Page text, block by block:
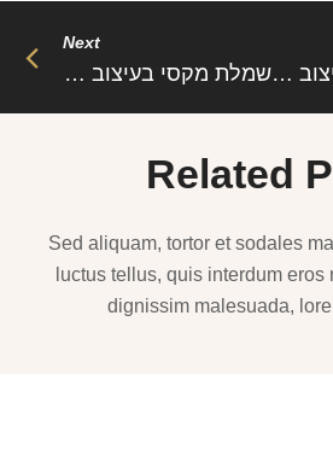
שמלת מקסי בעיצוב מלכותי צמודה במותן בעיטור שרשראות זרקונים שרוולי פעמון שיפון – מירן (משלוח חינם)
Next
שמלת מקסי בעיצוב צרפתי רקמה חלולה צווארון V בעיטור כפתורים – דאליה (משלוח חינם)
Related
Sed aliquam, tortor et sodales
luctus tellus, quis interdum
dignissim malesuada,